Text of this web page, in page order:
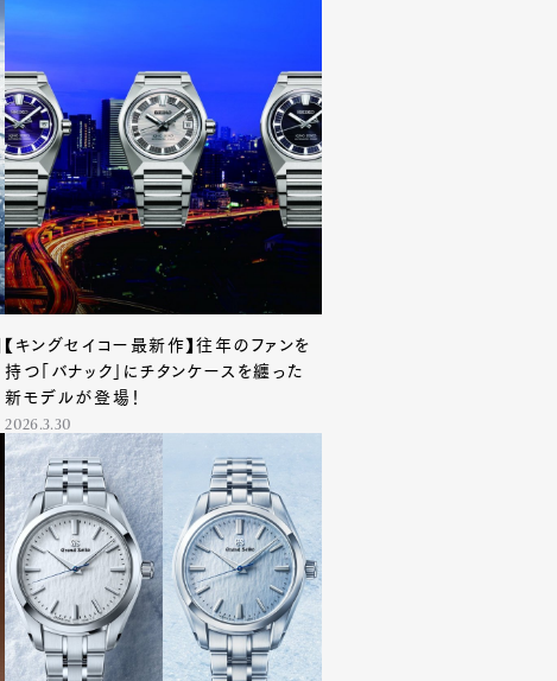
【キングセイコー最新作】往年のファンを
持つ「バナック」にチタンケースを纏った
新モデルが登場！
2026.3.30